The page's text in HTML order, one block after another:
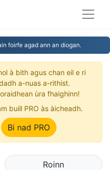
foirfe agad ann an diogan.
à bith agus chan eil e ri
a-nuas a-rithist.
ùra fhaighinn!
buill PRO às àicheadh.
Bi nad PRO
Roinn